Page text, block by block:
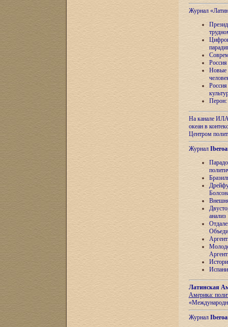
Журнал
Новые
Перон:
На канале
океан в
Центром
Журнал
анализ
Латинская
Америка:
Журнал